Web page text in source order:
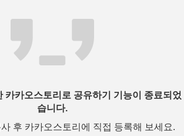
카카오스토리로 공유하기 기능이 종료되었
습니다.
후 카카오스토리에 직접 등록해 보세요.